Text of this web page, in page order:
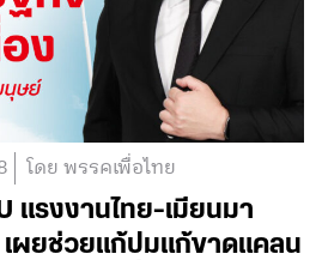
โดย พรรคเพื่อไทย
แรงงานไทย-เมียนมา
เผยช่วยแก้ปมแก้ขาดแคลน